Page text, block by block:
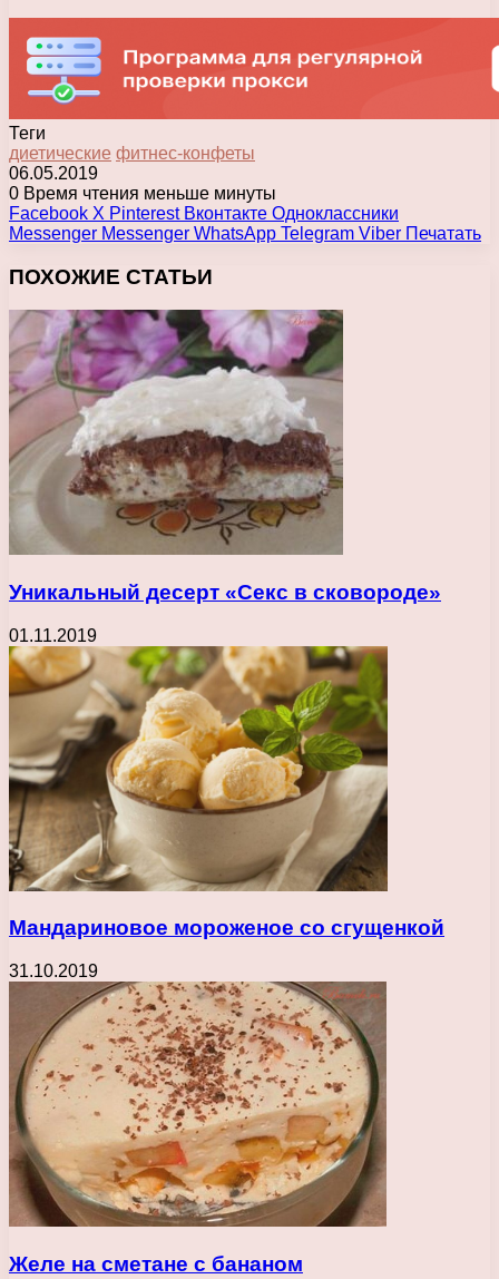
Теги
диетические фитнес-конфеты
06.05.2019
0 Время чтения меньше минуты
Facebook X Pinterest Вконтакте Одноклассники
Messenger Messenger WhatsApp Telegram Viber Печатать
ПОХОЖИЕ СТАТЬИ
Уникальный десерт «Секс в сковороде»
01.11.2019
Мандариновое мороженое со сгущенкой
31.10.2019
Желе на сметане с бананом